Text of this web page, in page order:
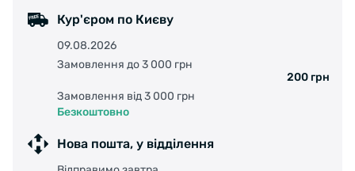
Кур'єром по Києву
09.08.2026
Замовлення до 3 000 грн
200 грн
Замовлення від 3 000 грн
Безкоштовно
Нова пошта, у відділення